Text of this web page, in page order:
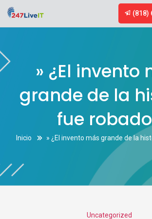
(818)
» ¿El invento
grande de la
fue
Inicio » ¿El invento más grande de la
Categories
Uncategorized